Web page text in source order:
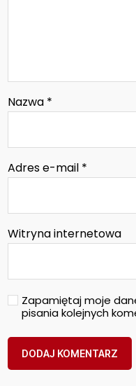
Nazwa *
Adres e-mail *
Witryna internetowa
Zapamiętaj moje
pisania kolejnych